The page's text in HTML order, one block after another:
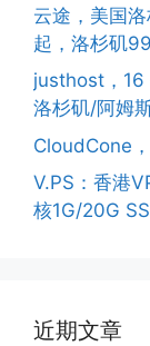
云途，美国
起，洛杉矶
justhost，16
洛杉矶/阿姆
CloudCone
V.PS：香港
核1G/20G
近期文章